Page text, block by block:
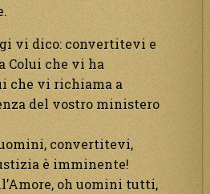
vi dico: convertitevi e
Colui che vi ha
che vi richiama a
del vostro ministero
convertitevi,
è imminente!
oh uomini tutti,